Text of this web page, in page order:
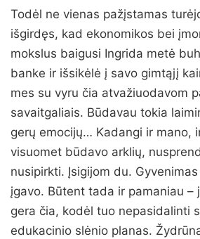
Todėl ne vienas pažįstamas
išgirdęs, kad ekonomikos bei
mokslus baigusi Ingrida metė
banke ir išsikėlė į savo gimtąjį
mes su vyru čia atvažiuodavom
savaitgaliais. Būdavau tokia
gerų emocijų… Kadangi ir mano,
visuomet būdavo arklių,
nusipirkti. Įsigijom du.
įgavo. Būtent tada ir pamaniau –
gera čia, kodėl tuo nepasidalinti
edukacinio slėnio planas.